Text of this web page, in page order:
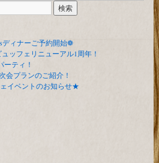
ディナーご予約開始❁
ッフェリニューアル1周年！
ーティ！
会プランのご紹介！
イベントのお知らせ★